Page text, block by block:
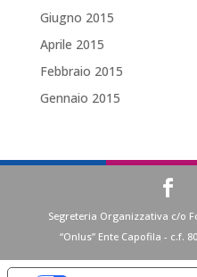
Giugno 2015
Aprile 2015
Febbraio 2015
Gennaio 2015
Segreteria Organizzativa c/o
“Onlus” Ente Capofila - c.f.